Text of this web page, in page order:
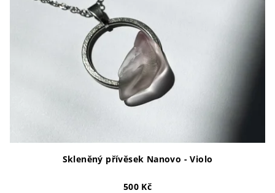
Skleněný přívěsek Nanovo - Violo
500 Kč